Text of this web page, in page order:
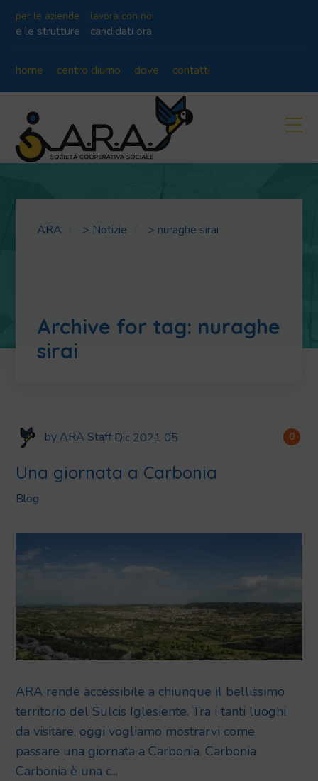
per le aziende
e le strutture
lavora con noi
candidati ora
home centro diurno dove contatti
ARA > Notizie > nuraghe sirai
Archive for tag: nuraghe
sirai
0
by ARA Staff Dic 2021 05
Una giornata a Carbonia
Blog
ARA rende accessibile a chiunque il bellissimo
territorio del Sulcis Iglesiente. Tra i tanti luoghi
da visitare, oggi vogliamo mostrarvi come
passare una giornata a Carbonia. Carbonia
Carbonia è una c...